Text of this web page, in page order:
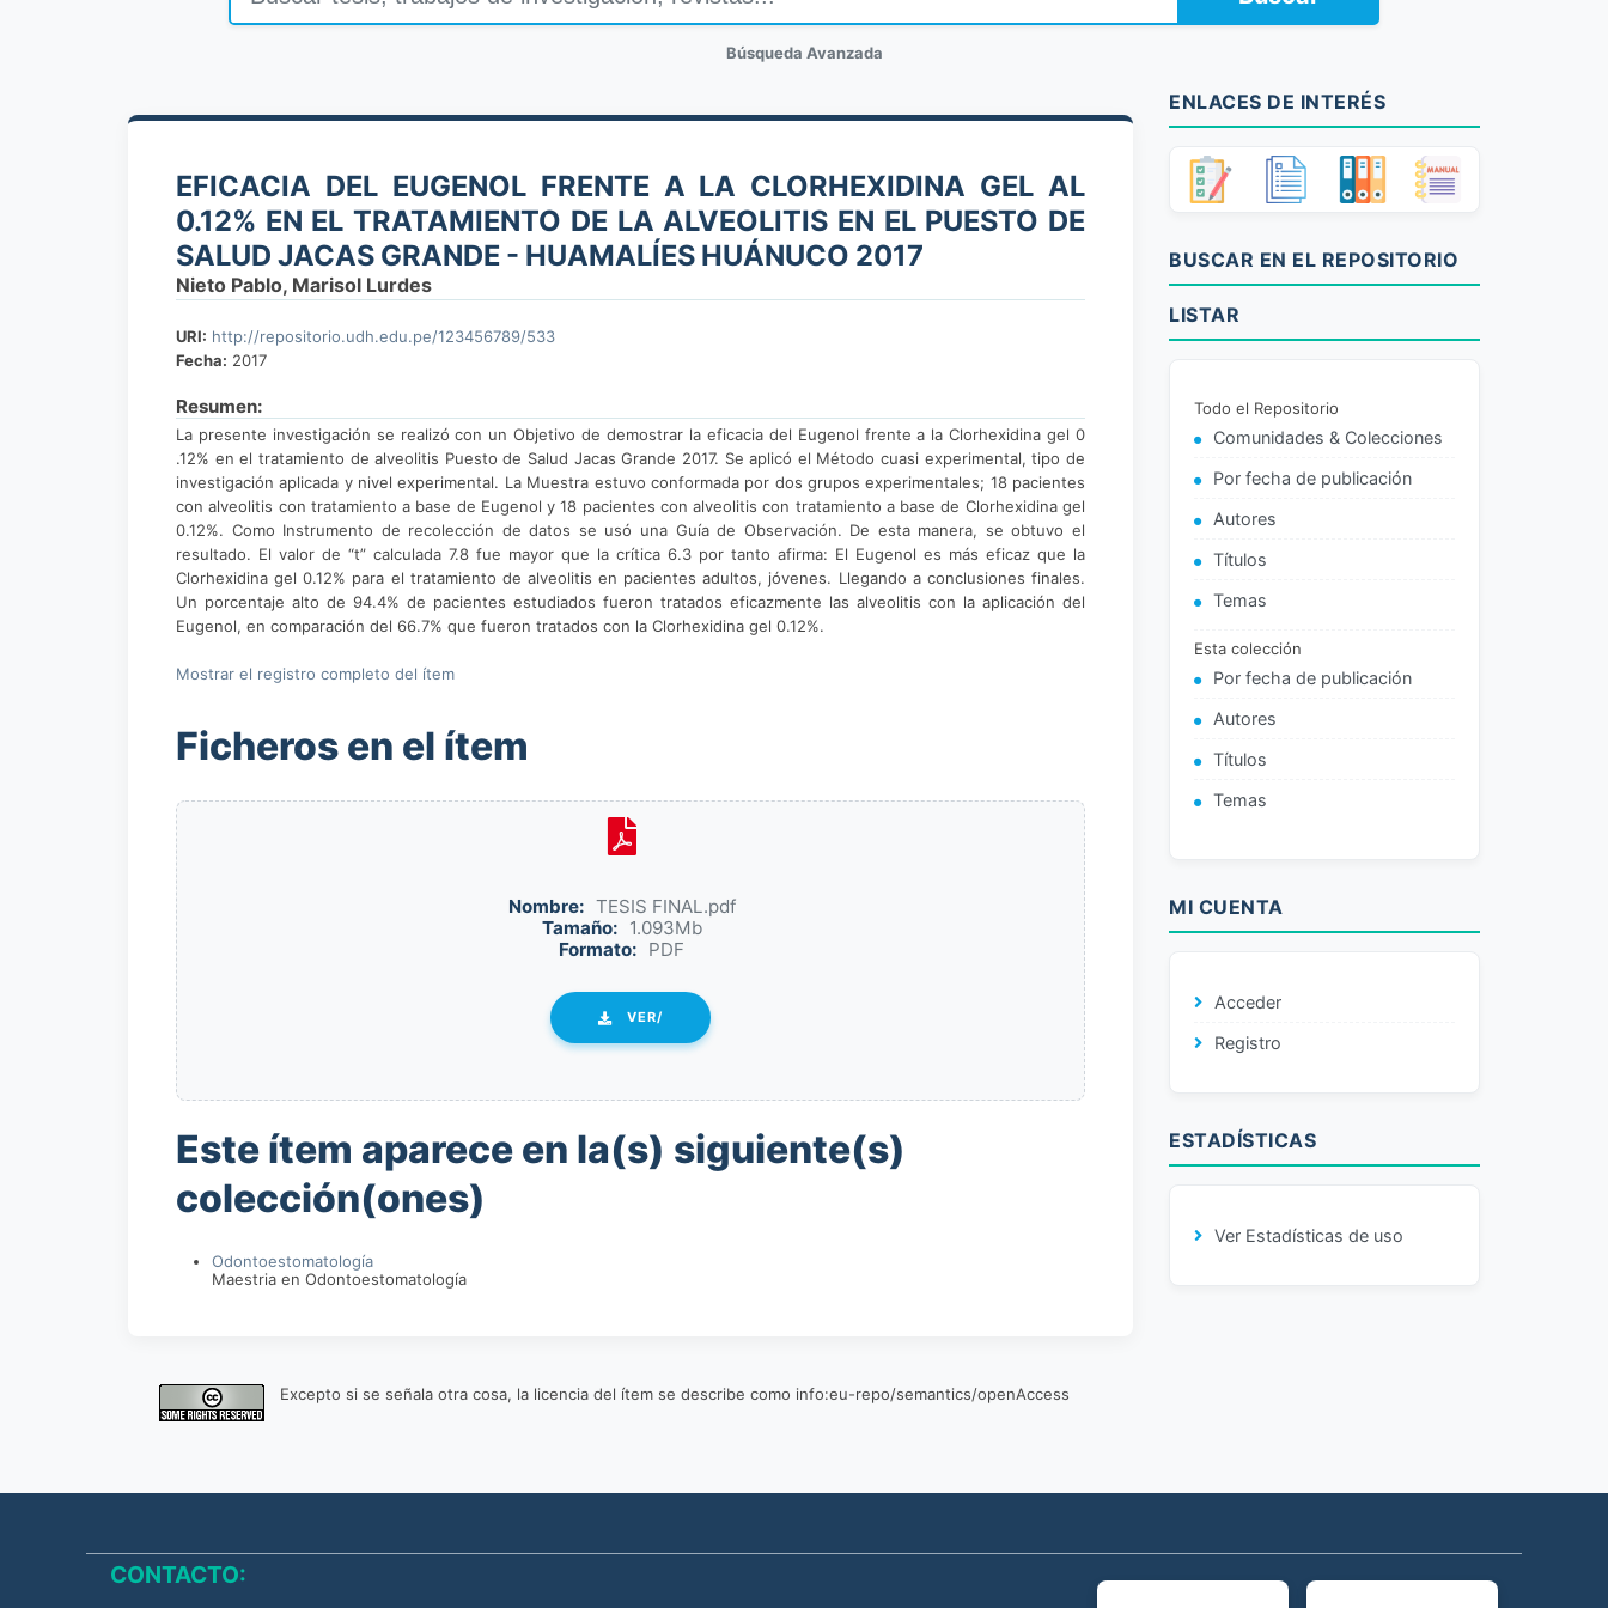
Búsqueda Avanzada
EFICACIA DEL EUGENOL FRENTE A LA CLORHEXIDINA GEL AL
0.12% EN EL TRATAMIENTO DE LA ALVEOLITIS EN EL PUESTO DE
SALUD JACAS GRANDE - HUAMALÍES HUÁNUCO 2017
Nieto Pablo, Marisol Lurdes
URI: http://repositorio.udh.edu.pe/123456789/533
Fecha: 2017
Resumen:
La presente investigación se realizó con un Objetivo de demostrar la eficacia del Eugenol frente a la Clorhexidina gel 0
.12% en el tratamiento de alveolitis Puesto de Salud Jacas Grande 2017. Se aplicó el Método cuasi experimental, tipo de
investigación aplicada y nivel experimental. La Muestra estuvo conformada por dos grupos experimentales; 18 pacientes
con alveolitis con tratamiento a base de Eugenol y 18 pacientes con alveolitis con tratamiento a base de Clorhexidina gel
0.12%. Como Instrumento de recolección de datos se usó una Guía de Observación. De esta manera, se obtuvo el
resultado. El valor de “t” calculada 7.8 fue mayor que la crítica 6.3 por tanto afirma: El Eugenol es más eficaz que la
Clorhexidina gel 0.12% para el tratamiento de alveolitis en pacientes adultos, jóvenes. Llegando a conclusiones finales.
Un porcentaje alto de 94.4% de pacientes estudiados fueron tratados eficazmente las alveolitis con la aplicación del
Eugenol, en comparación del 66.7% que fueron tratados con la Clorhexidina gel 0.12%.
Mostrar el registro completo del ítem
Ficheros en el ítem
Nombre: TESIS FINAL.pdf
Tamaño: 1.093Mb
Formato: PDF
VER/
Este ítem aparece en la(s) siguiente(s)
colección(ones)
Odontoestomatología
Maestria en Odontoestomatología
Excepto si se señala otra cosa, la licencia del ítem se describe como info:eu-repo/semantics/openAccess
ENLACES DE INTERÉS
BUSCAR EN EL REPOSITORIO
LISTAR
Todo el Repositorio
Comunidades & Colecciones
Por fecha de publicación
Autores
Títulos
Temas
Esta colección
Por fecha de publicación
Autores
Títulos
Temas
MI CUENTA
Acceder
Registro
ESTADÍSTICAS
Ver Estadísticas de uso
CONTACTO: